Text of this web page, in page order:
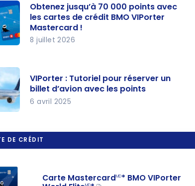
Obtenez jusqu’à 70 000 points avec
les cartes de crédit BMO VIPorter
Mastercard !
8 juillet 2026
VIPorter : Tutoriel pour réserver un
billet d’avion avec les points
6 avril 2025
DE CRÉDIT
Carte MastercardMD* BMO VIPorter